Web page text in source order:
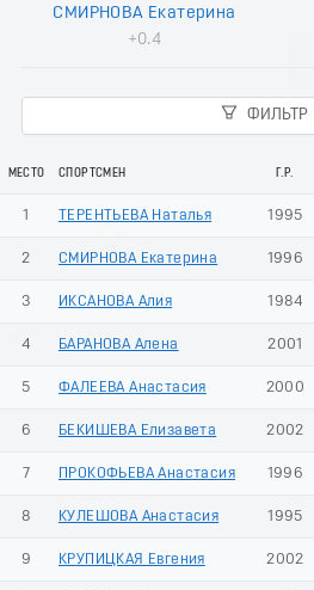
СМИРНОВА Екатерина
+0.4
ФИЛЬТР
МЕСТО СПОРТСМЕН Г.Р.
1 ТЕРЕНТЬЕВА Наталья 1995
2 СМИРНОВА Екатерина 1996
3 ИКСАНОВА Алия 1984
4 БАРАНОВА Алена 2001
5 ФАЛЕЕВА Анастасия 2000
6 БЕКИШЕВА Елизавета 2002
7 ПРОКОФЬЕВА Анастасия 1996
8 КУЛЕШОВА Анастасия 1995
9 КРУПИЦКАЯ Евгения 2002